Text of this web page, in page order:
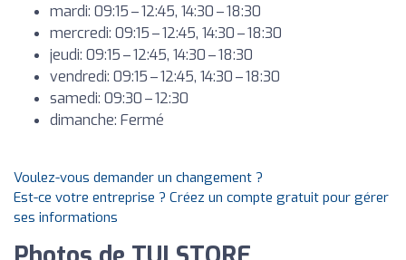
mardi: 09:15 – 12:45, 14:30 – 18:30
mercredi: 09:15 – 12:45, 14:30 – 18:30
jeudi: 09:15 – 12:45, 14:30 – 18:30
vendredi: 09:15 – 12:45, 14:30 – 18:30
samedi: 09:30 – 12:30
dimanche: Fermé
Voulez-vous demander un changement ?
Est-ce votre entreprise ? Créez un compte gratuit pour gérer
ses informations